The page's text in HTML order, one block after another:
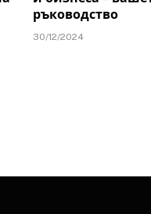
ръководство
30/12/2024